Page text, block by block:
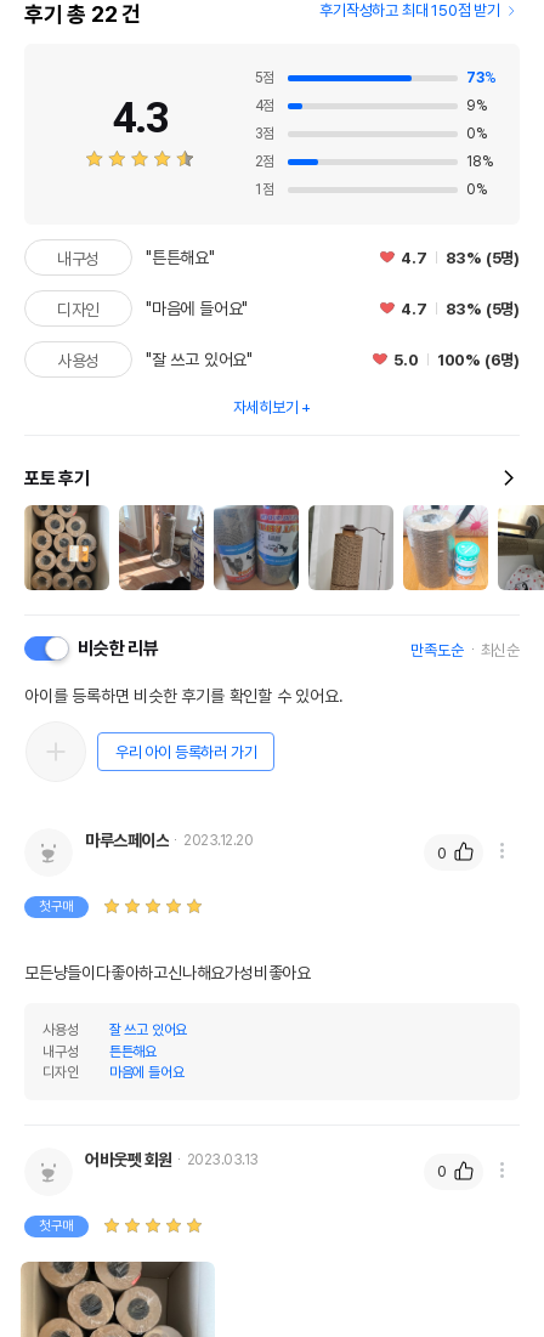
후기 총 22건 후기작성하고 최대 150점 받기
4.3
5점 73%
4점 9%
3점 0%
2점 18%
1 점 0%
내구성 "튼튼해요" 4.7 83% (5명)
디자인 "마음에 들어요" 4.7 83% (5명)
사용성 "잘 쓰고 있어요" 5.0 100% (6명)
자세히보기
포토 후기
비슷한 리뷰 만족도순 최신순
아이를 등록하면 비슷한 후기를 확인할 수 있어요.
우리 아이 등록하러 가기
마루스페이스 2023.12.20
첫구매
모든냥들이다좋아하고신나해요가성비좋아요
사용성
잘 쓰고 있어요
내구성
튼튼해요
디자인
마음에 들어요
0
어바웃펫 회원 2023.03.13
첫구매
0